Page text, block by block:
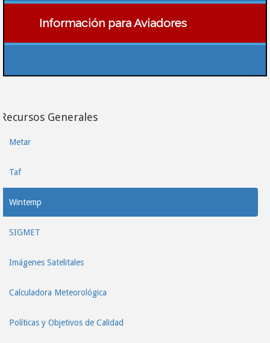
Información para Aviadores
Recursos Generales
Metar
Taf
Wintemp
SIGMET
Imágenes Satelitales
Calculadora Meteorológica
Políticas y Objetivos de Calidad